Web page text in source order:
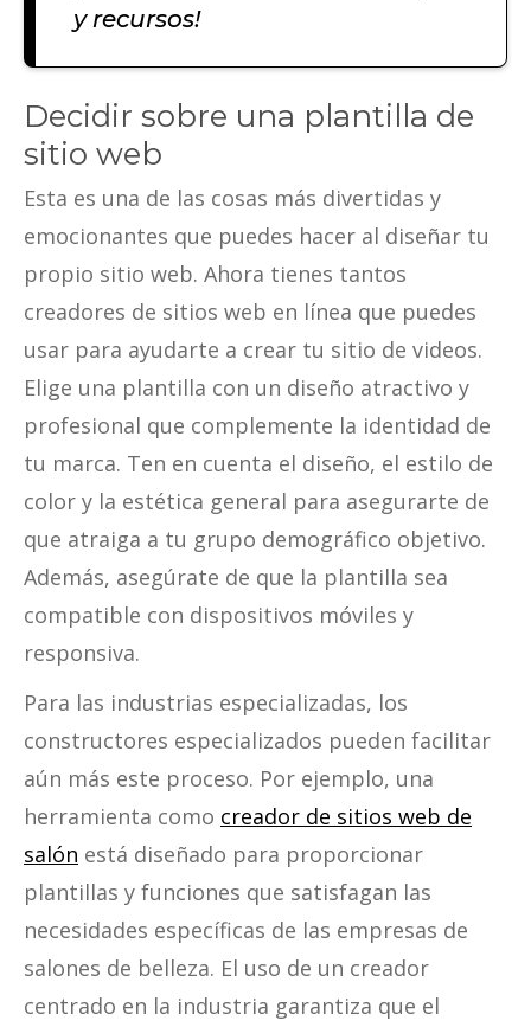
y recursos!
Decidir sobre una plantilla de
sitio web
Esta es una de las cosas más divertidas y
emocionantes que puedes hacer al diseñar tu
propio sitio web. Ahora tienes tantos
creadores de sitios web en línea que puedes
usar para ayudarte a crear tu sitio de videos.
Elige una plantilla con un diseño atractivo y
profesional que complemente la identidad de
tu marca. Ten en cuenta el diseño, el estilo de
color y la estética general para asegurarte de
que atraiga a tu grupo demográfico objetivo.
Además, asegúrate de que la plantilla sea
compatible con dispositivos móviles y
responsiva.
Para las industrias especializadas, los
constructores especializados pueden facilitar
aún más este proceso. Por ejemplo, una
herramienta como creador de sitios web de
salón está diseñado para proporcionar
plantillas y funciones que satisfagan las
necesidades específicas de las empresas de
salones de belleza. El uso de un creador
centrado en la industria garantiza que el